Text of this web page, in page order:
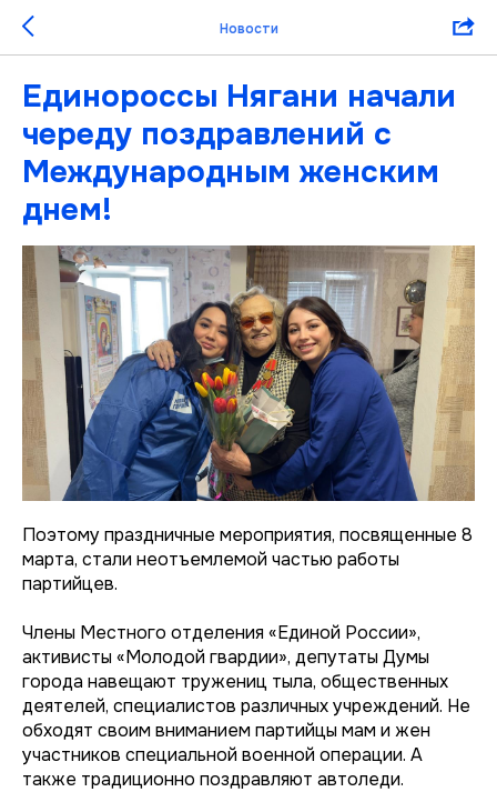
Новости
Единороссы Нягани начали
череду поздравлений с
Международным женским
днем!
Поэтому праздничные мероприятия, посвященные 8
марта, стали неотъемлемой частью работы
партийцев.
Члены Местного отделения «Единой России»,
активисты «Молодой гвардии», депутаты Думы
города навещают тружениц тыла, общественных
деятелей, специалистов различных учреждений. Не
обходят своим вниманием партийцы мам и жен
участников специальной военной операции. А
также традиционно поздравляют автоледи.